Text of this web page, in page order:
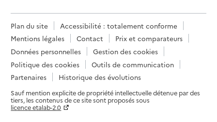
Plan du site
Accessibilité : totalement conforme
Mentions légales
Contact
Prix et comparateurs
Données personnelles
Gestion des cookies
Politique des cookies
Outils de communication
Partenaires
Historique des évolutions
Sauf mention explicite de propriété intellectuelle détenue par des
tiers, les contenus de ce site sont proposés sous
licence etalab-2.0